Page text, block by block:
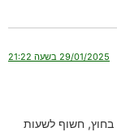
29/01/2025 בשעה 21:22
חשוף לשעות